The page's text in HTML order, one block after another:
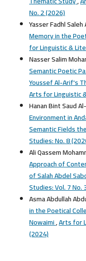
No. 2 (2026)
Yasser Fadhl
Memory in the
for Linguistic &
Nasser Salim
Semantic Poetic
Youssef Al-Arif's
Arts for Linguistic
Hanan Bint Saud
Environment in
Semantic Fields
Studies: No. 8
Ali Qassem
Approach of
of Salah Abdel
Studies: Vol. 7 No.
Asma Abdullah
in the Poetical
Nowaimi,Arts for
(2024)